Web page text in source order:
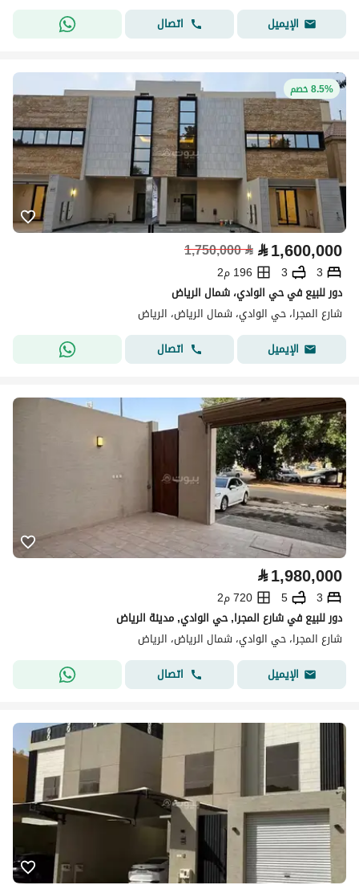
الإيميل
اتصال
8.5% خصم
⃁1,600,000
⃁
1,750,000
3
3
196 م2
دور للبيع في حي الوادي، شمال الرياض
شارع المجرا، حي الوادي، شمال الرياض، الرياض
الإيميل
اتصال
⃁1,980,000
3
5
720 م2
دور للبيع في شارع المجرا, حي الوادي, مدينة الرياض
شارع المجرا، حي الوادي، شمال الرياض، الرياض
الإيميل
اتصال